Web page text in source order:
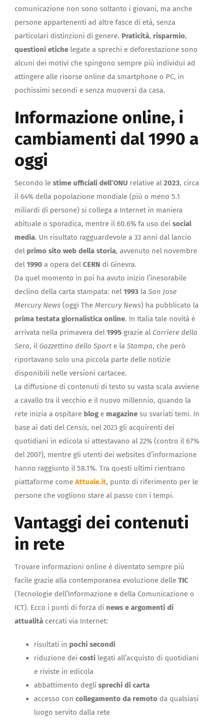
comunicazione non sono soltanto i giovani, ma anche
persone appartenenti ad altre fasce di età, senza
particolari distinzioni di genere. Praticità, risparmio,
questioni etiche legate a sprechi e deforestazione sono
alcuni dei motivi che spingono sempre più individui ad
attingere alle risorse online da smartphone o PC, in
pochissimi secondi e senza muoversi da casa.
Informazione online, i
cambiamenti dal 1990 a
oggi
Secondo le stime ufficiali dell’ONU relative al 2023, circa
il 64% della popolazione mondiale (più o meno 5.1
miliardi di persone) si collega a Internet in maniera
abituale o sporadica, mentre il 60.6% fa uso dei social
media. Un risultato ragguardevole a 33 anni dal lancio
del primo sito web della storia, avvenuto nel novembre
del 1990 a opera del CERN di Ginevra.
Da quel momento in poi ha avuto inizio l’inesorabile
declino della carta stampata: nel 1993 la San Jose
Mercury News (oggi The Mercury News) ha pubblicato la
prima testata giornalistica online. In Italia tale novità è
arrivata nella primavera del 1995 grazie al Corriere della
Sera, il Gazzettino dello Sport e la Stampa, che però
riportavano solo una piccola parte delle notizie
disponibili nelle versioni cartacee.
La diffusione di contenuti di testo su vasta scala avviene
a cavallo tra il vecchio e il nuovo millennio, quando la
rete inizia a ospitare blog e magazine su svariati temi. In
base ai dati del Censis, nel 2023 gli acquirenti dei
quotidiani in edicola si attestavano al 22% (contro il 67%
del 2007), mentre gli utenti dei websites d’informazione
hanno raggiunto il 58.1%. Tra questi ultimi rientrano
piattaforme come Attuale.it, punto di riferimento per le
persone che vogliono stare al passo con i tempi.
Vantaggi dei contenuti
in rete
Trovare informazioni online è diventato sempre più
facile grazie alla contemporanea evoluzione delle TIC
(Tecnologie dell’Informazione e della Comunicazione o
ICT). Ecco i punti di forza di news e argomenti di
attualità cercati via Internet:
risultati in pochi secondi
riduzione dei costi legati all’acquisto di quotidiani
e riviste in edicola
abbattimento degli sprechi di carta
accesso con collegamento da remoto da qualsiasi
luogo servito dalla rete